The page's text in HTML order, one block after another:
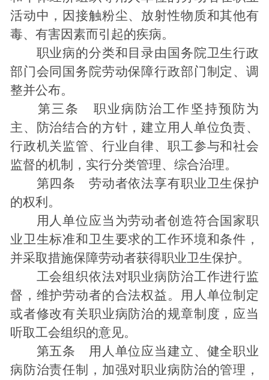
活动中，因接触粉尘、放射性物质和其他有
毒、有害因素而引起的疾病。
职业病的分类和目录由国务院卫生行政
部门会同国务院劳动保障行政部门制定、调
整并公布。
第三条 职业病防治工作坚持预防为
主、防治结合的方针，建立用人单位负责、
行政机关监管、行业自律、职工参与和社会
监督的机制，实行分类管理、综合治理。
第四条 劳动者依法享有职业卫生保护
的权利。
用人单位应当为劳动者创造符合国家职
业卫生标准和卫生要求的工作环境和条件，
并采取措施保障劳动者获得职业卫生保护。
工会组织依法对职业病防治工作进行监
督，维护劳动者的合法权益。用人单位制定
或者修改有关职业病防治的规章制度，应当
听取工会组织的意见。
第五条 用人单位应当建立、健全职业
病防治责任制，加强对职业病防治的管理，